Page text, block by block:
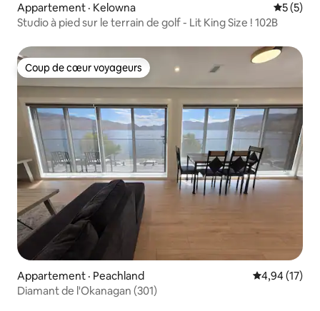
Appartement · Kelowna Note
5 (5)
Studio à pied sur le terrain de golf - Lit King Size ! 102B
Coup de cœur voyageurs
Coup de cœur voyageurs
Appartement · Peachland Note
4,94 (17)
Diamant de l'Okanagan (301)